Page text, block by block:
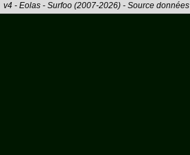
v4 - Eolas - Surfoo (2007-2026) - Source données